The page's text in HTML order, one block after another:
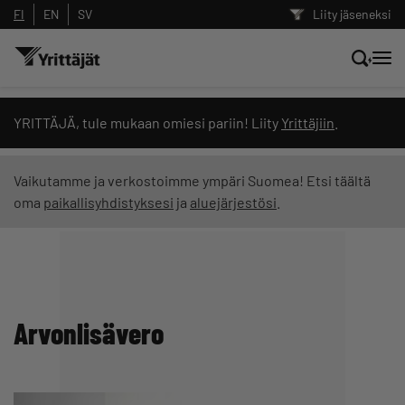
Liity jäseneksi
FI EN SV
YRITTÄJÄ, tule mukaan omiesi pariin! Liity Yrittäjiin
Vaikutamme ja verkostoimme ympäri Suomea! Etsi täältä
oma paikallisyhdistyksesi ja aluejärjestösi
Arvonlisävero
Hae sivustolta tai kysy suoraan
Yrittäjien tekoälyltä